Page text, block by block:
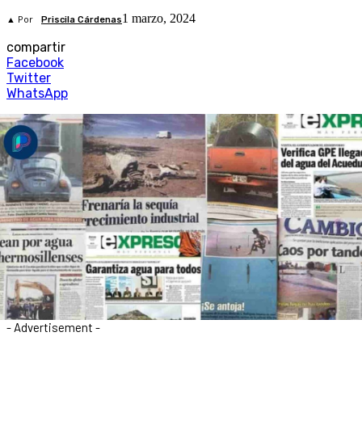
▲ Por Priscila Cárdenas1 marzo, 2024
compartir
Facebook
Twitter
WhatsApp
- Advertisement -